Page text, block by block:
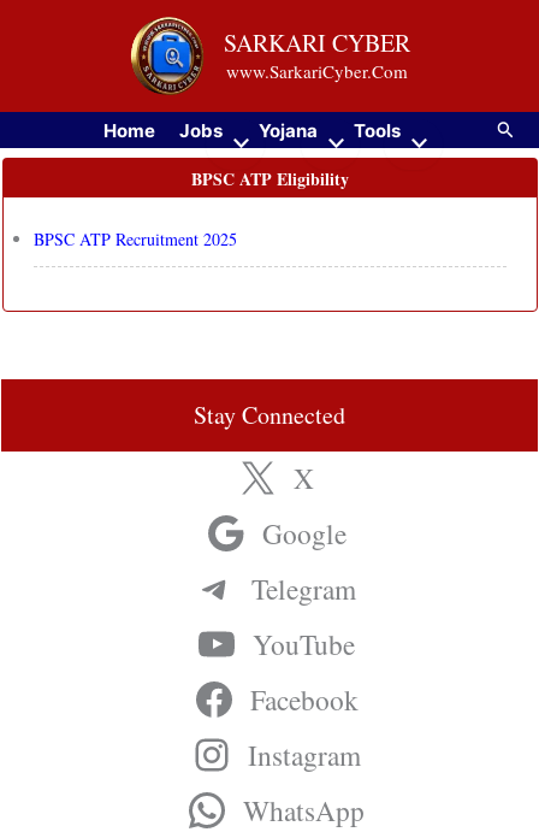
SARKARI CYBER
www.SarkariCyber.Com
Home Jobs Yojana Tools
BPSC ATP Eligibility
BPSC ATP Recruitment 2025
Stay Connected
X
Google
Telegram
YouTube
Facebook
Instagram
WhatsApp